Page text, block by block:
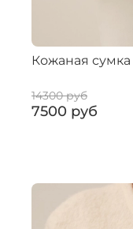
Кожаная
14300 руб
7500 руб